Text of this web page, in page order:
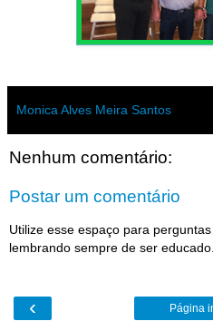
Monica Alves Meira Santos
Nenhum comentário:
Postar um comentário
Utilize esse espaço para
lembrando sempre de ser educado.
‹ Página